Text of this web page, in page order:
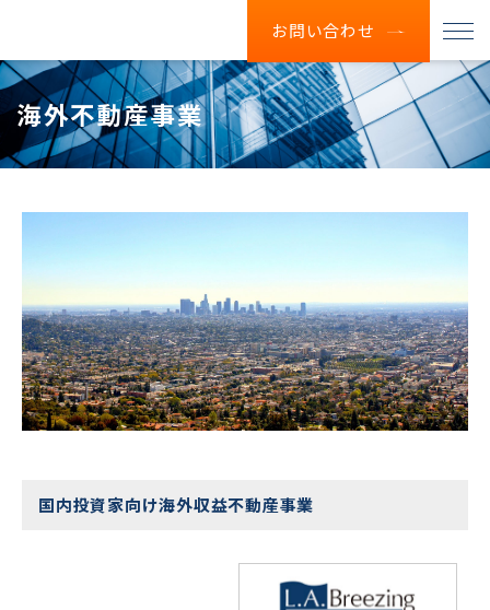
お問い合わせ
海外不動産事業
国内投資家向け海外収益不動産事業